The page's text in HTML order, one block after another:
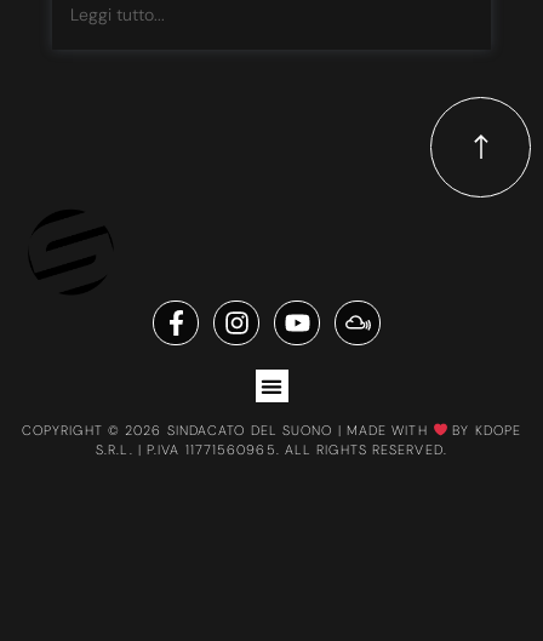
Leggi tutto...
COPYRIGHT © 2026 SINDACATO DEL SUONO | MADE WITH
BY KDOPE
S.R.L. | P.IVA 11771560965. ALL RIGHTS RESERVED.